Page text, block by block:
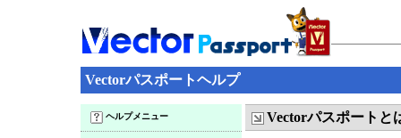
Vectorパスポートヘルプ
ヘルプメニュー Vectorパスポートと